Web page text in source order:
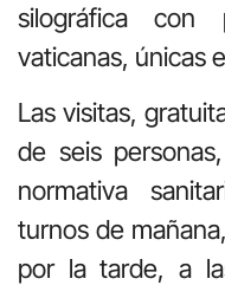
silográfica con
vaticanas, únicas
Las visitas,
de seis
normativa
turnos de
por la tarde, a